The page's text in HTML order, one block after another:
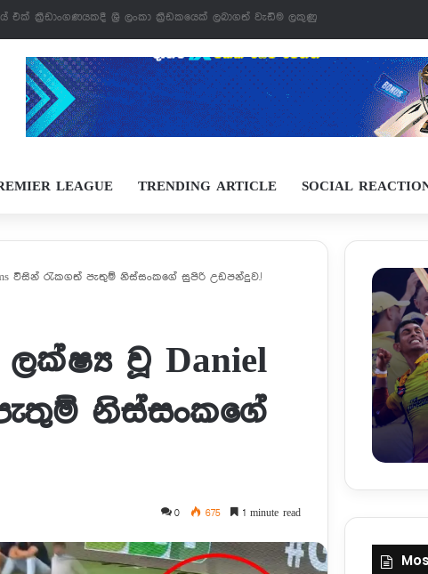
LEAGUE TRENDING ARTICLE SOCIAL
විසින් රැකගත් පැතුම් නිස්සංකගේ සුපිරි උඩපන්දුව.!
වූ Daniel
නිස්සංකගේ
0 675 1 minute read